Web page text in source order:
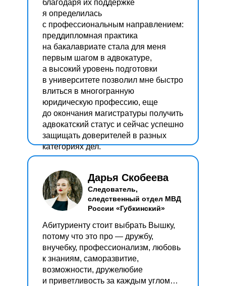
благодаря их поддержке
я определилась
с профессиональным направлением:
преддипломная практика
на бакалавриате стала для меня
первым шагом в адвокатуре,
а высокий уровень подготовки
в университете позволил мне быстро
влиться в многогранную
юридическую профессию, еще
до окончания магистратуры получить
адвокатский статус и сейчас успешно
защищать доверителей в разных
категориях дел.
Дарья Скобеева
Следователь,
следственный отдел МВД
России «Губкинский»
Абитуриенту стоит выбрать Вышку,
потому что это про — дружбу,
внучебку, профессионализм, любовь
к знаниям, саморазвитие,
возможности, дружелюбие
и приветливость за каждым углом…